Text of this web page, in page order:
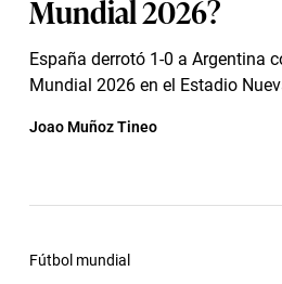
Mundial 2026?
España derrotó 1-0 a Argentina
Mundial 2026 en el Estadio
Joao Muñoz Tineo
Fútbol mundial